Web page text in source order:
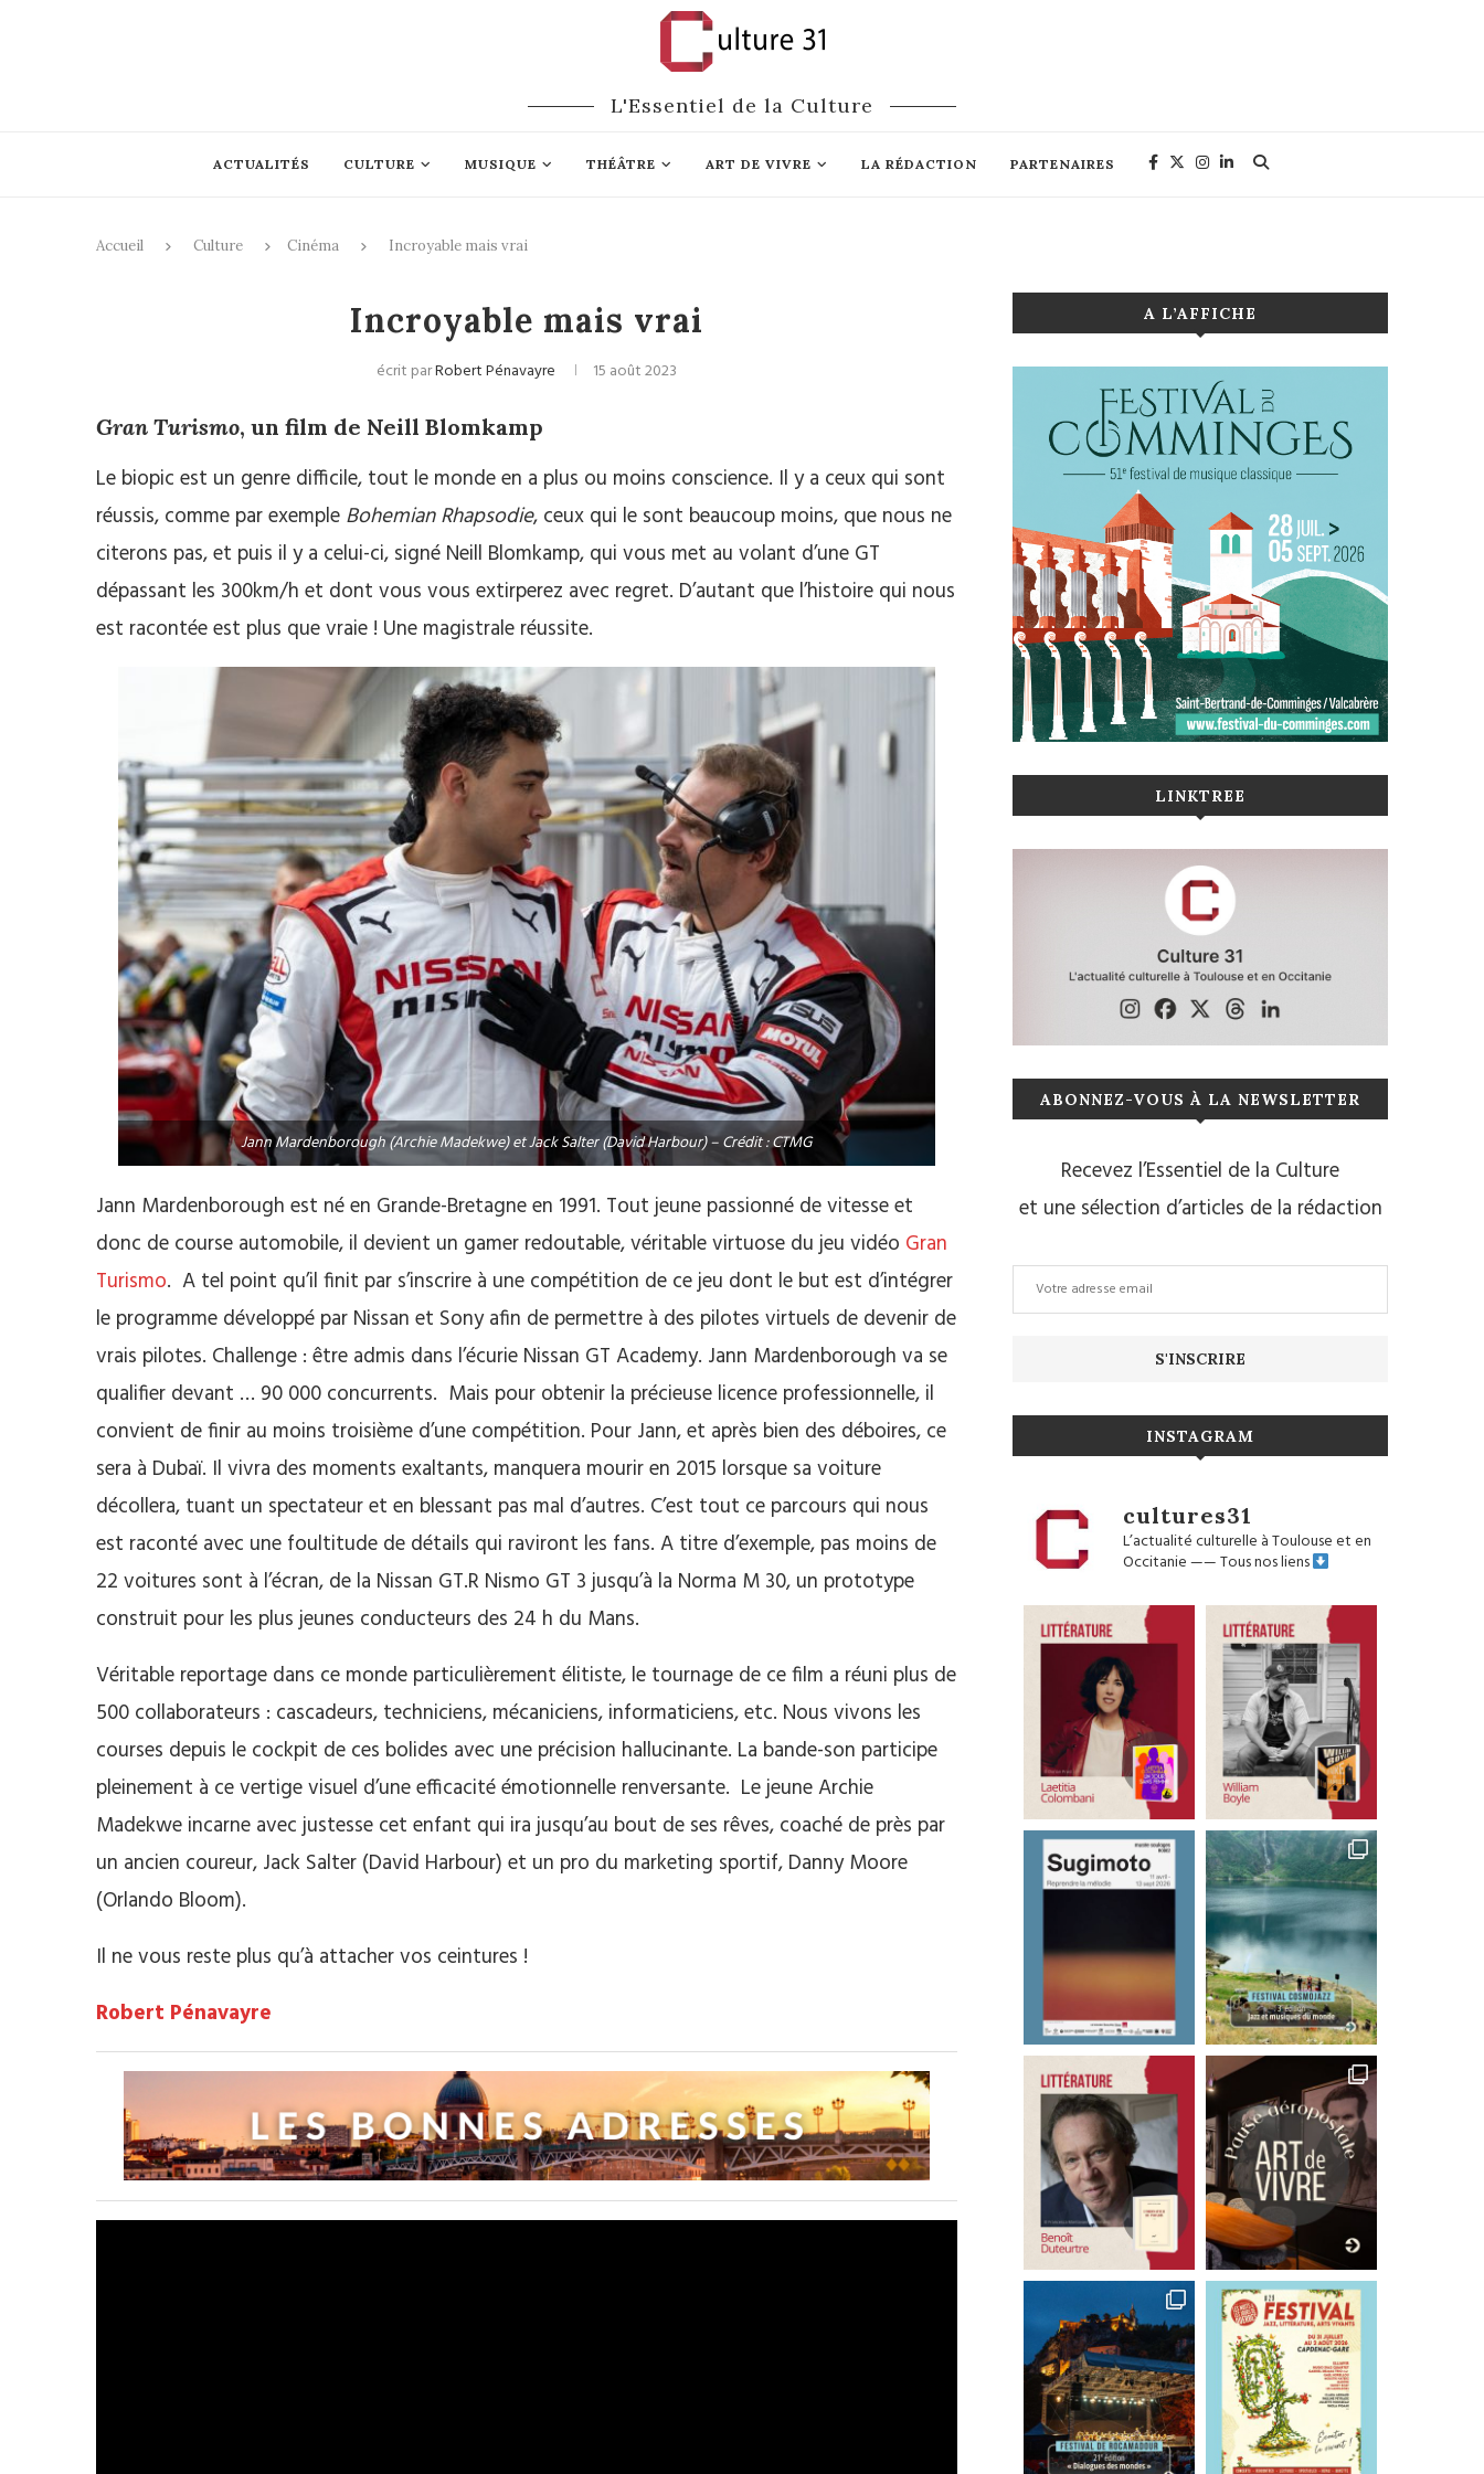
L'Essentiel de la Culture
ACTUALITÉS CULTURE MUSIQUE THÉÂTRE ART DE VIVRE LA RÉDACTION PARTENAIRES
Accueil Culture Cinéma Incroyable mais vrai
Incroyable mais vrai
écrit parRobert Pénavayre 15 août 2023
Gran Turismo, un film de Neill Blomkamp
Le biopic est un genre difficile, tout le monde en a plus ou moins conscience. Il y a ceux qui sont
réussis, comme par exemple Bohemian Rhapsodie, ceux qui le sont beaucoup moins, que nous ne
citerons pas, et puis il y a celui-ci, signé Neill Blomkamp, qui vous met au volant d’une GT
dépassant les 300km/h et dont vous vous extirperez avec regret. D’autant que l’histoire qui nous
est racontée est plus que vraie ! Une magistrale réussite.
Jann Mardenborough (Archie Madekwe) et Jack Salter (David Harbour) – Crédit : CTMG
Jann Mardenborough est né en Grande-Bretagne en 1991. Tout jeune passionné de vitesse et
donc de course automobile, il devient un gamer redoutable, véritable virtuose du jeu vidéo Gran
Turismo. A tel point qu’il finit par s’inscrire à une compétition de ce jeu dont le but est d’intégrer
le programme développé par Nissan et Sony afin de permettre à des pilotes virtuels de devenir de
vrais pilotes. Challenge : être admis dans l’écurie Nissan GT Academy. Jann Mardenborough va se
qualifier devant … 90 000 concurrents. Mais pour obtenir la précieuse licence professionnelle, il
convient de finir au moins troisième d’une compétition. Pour Jann, et après bien des déboires, ce
sera à Dubaï. Il vivra des moments exaltants, manquera mourir en 2015 lorsque sa voiture
décollera, tuant un spectateur et en blessant pas mal d’autres. C’est tout ce parcours qui nous
est raconté avec une foultitude de détails qui raviront les fans. A titre d’exemple, pas moins de
22 voitures sont à l’écran, de la Nissan GT.R Nismo GT 3 jusqu’à la Norma M 30, un prototype
construit pour les plus jeunes conducteurs des 24 h du Mans.
Véritable reportage dans ce monde particulièrement élitiste, le tournage de ce film a réuni plus de
500 collaborateurs : cascadeurs, techniciens, mécaniciens, informaticiens, etc. Nous vivons les
courses depuis le cockpit de ces bolides avec une précision hallucinante. La bande-son participe
pleinement à ce vertige visuel d’une efficacité émotionnelle renversante. Le jeune Archie
Madekwe incarne avec justesse cet enfant qui ira jusqu’au bout de ses rêves, coaché de près par
un ancien coureur, Jack Salter (David Harbour) et un pro du marketing sportif, Danny Moore
(Orlando Bloom).
Il ne vous reste plus qu’à attacher vos ceintures !
Robert Pénavayre
A L’AFFICHE
LINKTREE
ABONNEZ-VOUS À LA NEWSLETTER
Recevez l’Essentiel de la Culture
et une sélection d’articles de la rédaction
INSTAGRAM
cultures31
L’actualité culturelle à Toulouse et en
Occitanie——Tous nos liens